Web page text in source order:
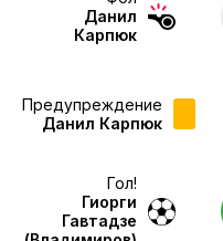
Данил
Карпюк
Предупреждение
Данил Карпюк
Гол!
Гиорги
Гавтадзе